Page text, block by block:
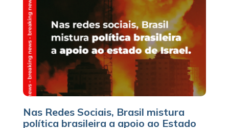
Nas Redes Sociais, Brasil mistura
política brasileira a apoio ao Estado